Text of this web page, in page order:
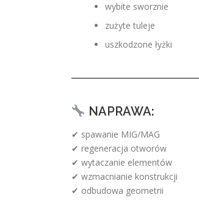
wybite sworznie
zużyte tuleje
uszkodzone łyżki
NAPRAWA:
✔ spawanie MIG/MAG
✔ regeneracja otworów
✔ wytaczanie elementów
✔ wzmacnianie konstrukcji
✔ odbudowa geometrii